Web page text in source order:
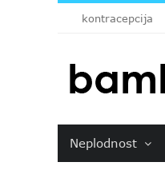
kontracepcija
Neplodnost